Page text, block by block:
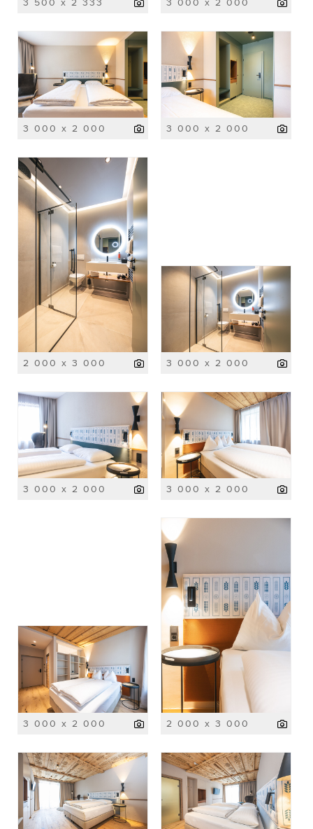
3 500 x 2 333 3 000 x 2 000
3 000 x 2 000 3 000 x 2 000
2 000 x 3 000 3 000 x 2 000
3 000 x 2 000 3 000 x 2 000
3 000 x 2 000 2 000 x 3 000